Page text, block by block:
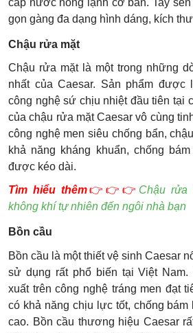
cấp nước nóng lạnh cơ bản. Tay
gọn gàng đa dạng hình dáng, kích
Chậu rửa mặt
Chậu rửa mặt là một trong những
nhất của Caesar. Sản phẩm
công nghệ sứ chịu nhiệt đầu tiên tại
của chậu rửa mặt Caesar vô cùng
công nghệ men siêu chống bẩn,
khả năng kháng khuẩn, chống
được kéo dài.
Tìm hiểu thêm👉👉👉 Chậu rửa
không khí tự nhiên đến ngôi nhà bạn
Bồn cầu
Bồn cầu là một thiết vệ sinh Caesar
sử dụng rất phổ biến tại Việt
xuất trên công nghệ tráng men đạt
có khả năng chịu lực tốt, chống bám
cao. Bồn cầu thương hiệu Caesar